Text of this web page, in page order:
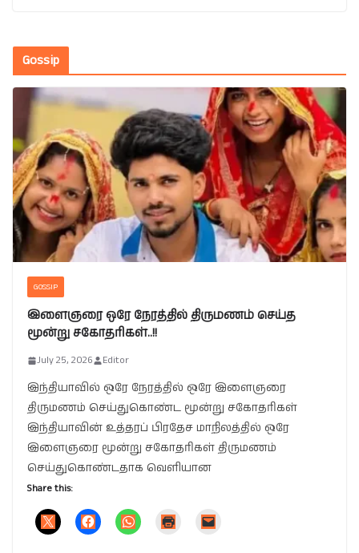
Gossip
GOSSIP
இளைஞரை ஒரே நேரத்தில் திருமணம் செய்த
மூன்று சகோதரிகள்..!!
July 25, 2026 Editor
இந்தியாவில் ஒரே நேரத்தில் ஒரே இளைஞரை
திருமணம் செய்துகொண்ட மூன்று சகோதரிகள்
இந்தியாவின் உத்தரப் பிரதேச மாநிலத்தில் ஒரே
இளைஞரை மூன்று சகோதரிகள் திருமணம்
செய்துகொண்டதாக வெளியான
Share this: